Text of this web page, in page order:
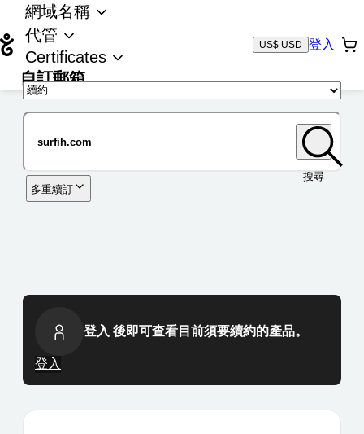
網域名稱
代管
Certificates
自訂郵箱
US$ USD 登入
搜尋
多重續訂
登入 後即可查看目前須要續約的產品。
登入